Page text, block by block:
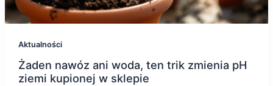
Aktualności
Żaden nawóz ani woda, ten trik zmienia pH
ziemi kupionej w sklepie